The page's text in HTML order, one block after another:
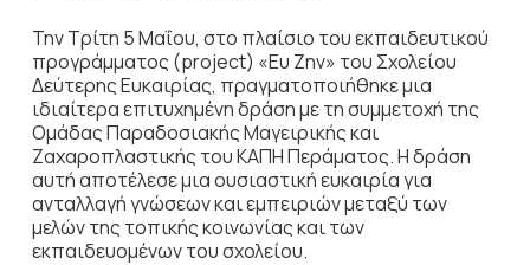
Την Τρίτη 5 Μαΐου, στο πλαίσιο του εκπαιδευτικού
προγράμματος (project) «Ευ Ζην» του Σχολείου
Δεύτερης Ευκαιρίας, πραγματοποιήθηκε μια
ιδιαίτερα επιτυχημένη δράση με τη συμμετοχή της
Ομάδας Παραδοσιακής Μαγειρικής και
Ζαχαροπλαστικής του ΚΑΠΗ Περάματος. Η δράση
αυτή αποτέλεσε μια ουσιαστική ευκαιρία για
ανταλλαγή γνώσεων και εμπειριών μεταξύ των
μελών της τοπικής κοινωνίας και των
εκπαιδευομένων του σχολείου.